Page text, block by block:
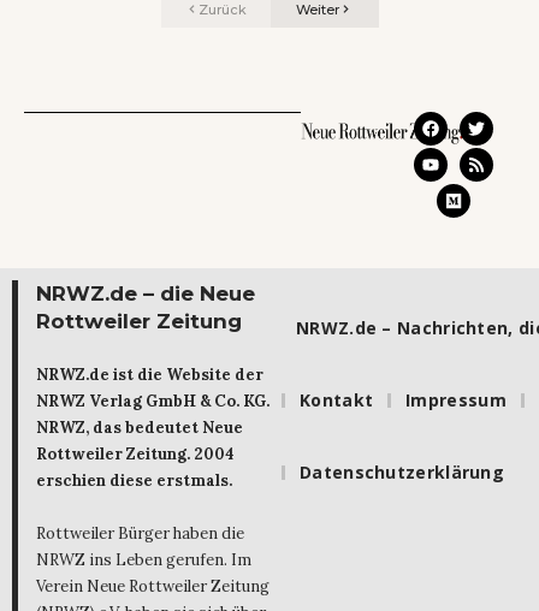
Zurück Weiter
NRWZ.de – die Neue
Rottweiler Zeitung
NRWZ.de ist die Website der
NRWZ Verlag GmbH & Co. KG.
NRWZ, das bedeutet Neue
Rottweiler Zeitung. 2004
erschien diese erstmals.
Rottweiler Bürger haben die
NRWZ ins Leben gerufen. Im
Verein Neue Rottweiler Zeitung
NRWZ.de – Nachrichten,
Kontakt Impressum
Datenschutzerklärung